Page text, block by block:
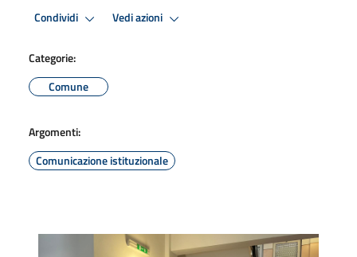
Condividi Vedi azioni
Categorie:
Comune
Argomenti:
Comunicazione istituzionale